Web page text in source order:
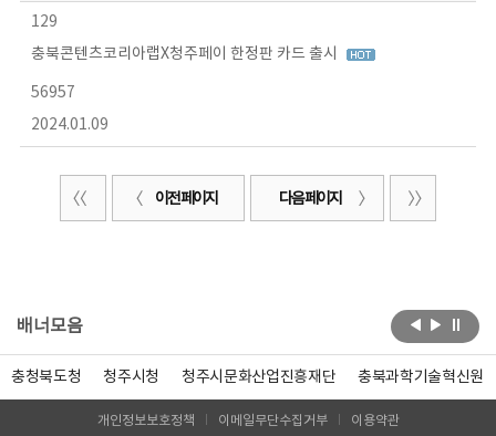
129
충북콘텐츠코리아랩X청주페이 한정판 카드 출시
56957
2024.01.09
이전 페이지 다음 페이지
배너모음
충청북도청 청주시청 청주시문화산업진흥재단 충북과학기술혁신원
개인정보보호정책 이메일무단수집거부 이용약관